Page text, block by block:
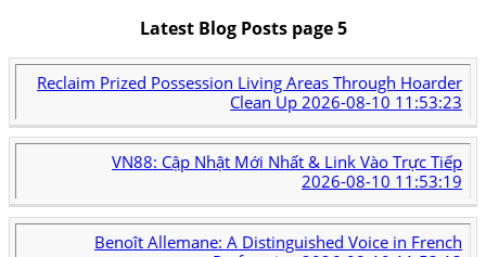
Latest Blog Posts page 5
Reclaim Prized Possession Living Areas Through Hoarder
Clean Up 2026-08-10 11:53:23
VN88: Cập Nhật Mới Nhất & Link Vào Trực Tiếp
2026-08-10 11:53:19
Benoît Allemane: A Distinguished Voice in French